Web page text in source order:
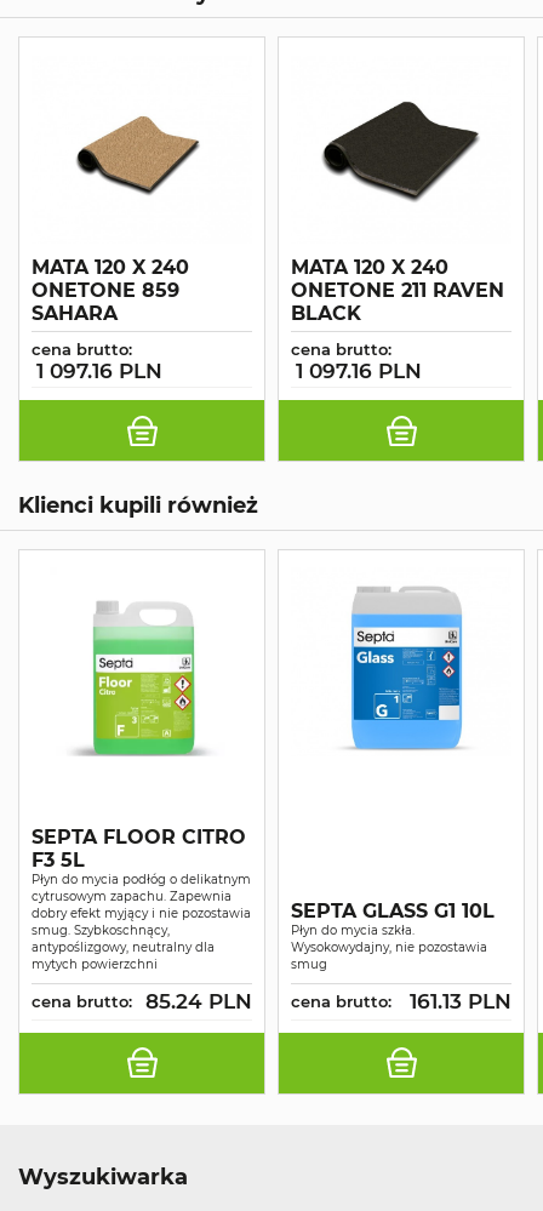
MATA 120 X 240
ONETONE 859
SAHARA
cena brutto:
1 097.16 PLN
MATA 120 X 240
ONETONE 211 RAVEN
BLACK
cena brutto:
1 097.16 PLN
Klienci kupili również
SEPTA FLOOR CITRO
F3 5L
Płyn do mycia podłóg o delikatnym
cytrusowym zapachu. Zapewnia
dobry efekt myjący i nie pozostawia
smug. Szybkoschnący,
antypoślizgowy, neutralny dla
mytych powierzchni
cena brutto: 85.24 PLN
SEPTA GLASS G1 10L
Płyn do mycia szkła.
Wysokowydajny, nie pozostawia
smug
cena brutto: 161.13 PLN
Wyszukiwarka